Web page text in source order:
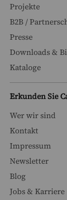
Projekte
B2B /
Presse
Downloads &
Kataloge
Erkunden Sie
Wer wir sind
Kontakt
Impressum
Newsletter
Blog
Jobs & Karriere